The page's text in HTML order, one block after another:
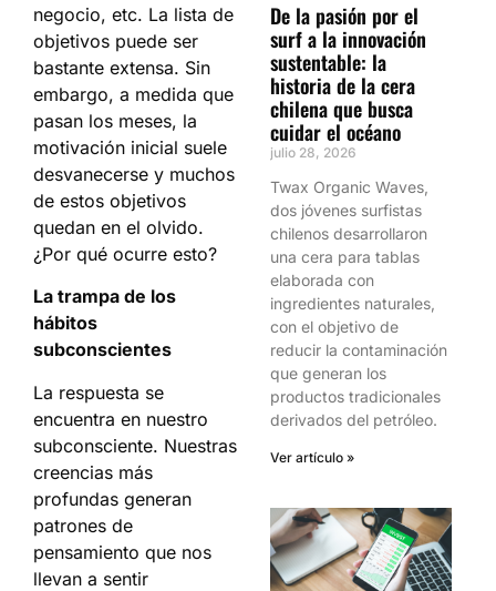
negocio, etc. La lista de
objetivos puede ser
bastante extensa. Sin
embargo, a medida que
pasan los meses, la
motivación inicial suele
desvanecerse y muchos
de estos objetivos
quedan en el olvido.
¿Por qué ocurre esto?
La trampa de los
hábitos
subconscientes
La respuesta se
encuentra en nuestro
subconsciente. Nuestras
creencias más
profundas generan
patrones de
pensamiento que nos
llevan a sentir
De la pasión por el
surf a la innovación
sustentable: la
historia de la cera
chilena que busca
cuidar el océano
julio 28, 2026
Twax Organic Waves,
dos jóvenes surfistas
chilenos desarrollaron
una cera para tablas
elaborada con
ingredientes naturales,
con el objetivo de
reducir la contaminación
que generan los
productos tradicionales
derivados del petróleo.
Ver artículo »